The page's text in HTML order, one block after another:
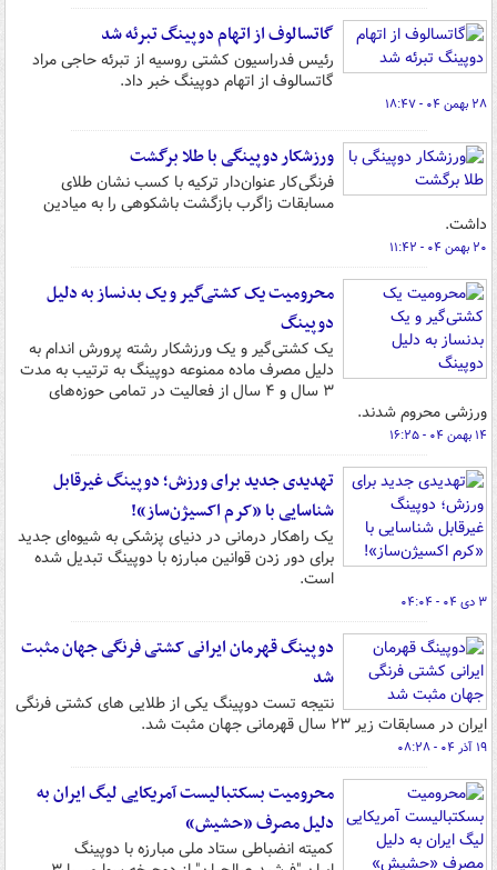
گاتسالوف از اتهام دوپینگ تبرئه شد
رئیس فدراسیون کشتی روسیه از تبرئه حاجی مراد
گاتسالوف از اتهام دوپینگ خبر داد.
۲۸ بهمن ۰۴ - ۱۸:۴۷
ورزشکار دوپینگی با طلا برگشت
فرنگی‌کار عنوان‌دار ترکیه با کسب نشان طلای
مسابقات زاگرب بازگشت باشکوهی را به میادین
داشت.
۲۰ بهمن ۰۴ - ۱۱:۴۲
محرومیت یک کشتی‌گیر و یک بدنساز به دلیل
دوپینگ
یک کشتی‌گیر و یک ورزشکار رشته پرورش اندام به
دلیل مصرف ماده ممنوعه دوپینگ به ترتیب به مدت
۳ سال و ۴ سال از فعالیت در تمامی حوزه‌های
ورزشی محروم شدند.
۱۴ بهمن ۰۴ - ۱۶:۲۵
تهدیدی جدید برای ورزش؛ دوپینگ غیرقابل
شناسایی با «کرم اکسیژن‌ساز»!
یک راهکار درمانی در دنیای پزشکی به شیوه‌ای جدید
برای دور زدن قوانین مبارزه با دوپینگ تبدیل شده
است.
۳ دی ۰۴ - ۰۴:۰۴
دوپینگ قهرمان ایرانی کشتی فرنگی جهان مثبت
شد
نتیجه تست دوپینگ یکی از طلایی های کشتی فرنگی
ایران در مسابقات زیر ۲۳ سال قهرمانی جهان مثبت شد.
۱۹ آذر ۰۴ - ۰۸:۲۸
محرومیت بسکتبالیست آمریکایی لیگ ایران به
دلیل مصرف «حشیش»
کمیته انضباطی ستاد ملی مبارزه با دوپینگ